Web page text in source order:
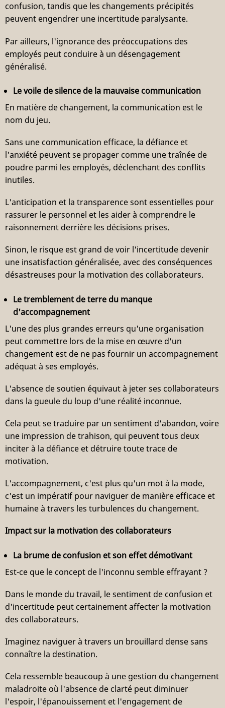
confusion, tandis que les changements précipités
peuvent engendrer une incertitude paralysante.
Par ailleurs, l'ignorance des préoccupations des
employés peut conduire à un désengagement
généralisé.
Le voile de silence de la mauvaise communication
En matière de changement, la communication est le
nom du jeu.
Sans une communication efficace, la défiance et
l'anxiété peuvent se propager comme une traînée de
poudre parmi les employés, déclenchant des conflits
inutiles.
L'anticipation et la transparence sont essentielles pour
rassurer le personnel et les aider à comprendre le
raisonnement derrière les décisions prises.
Sinon, le risque est grand de voir l'incertitude devenir
une insatisfaction généralisée, avec des conséquences
désastreuses pour la motivation des collaborateurs.
Le tremblement de terre du manque
d'accompagnement
L'une des plus grandes erreurs qu'une organisation
peut commettre lors de la mise en œuvre d'un
changement est de ne pas fournir un accompagnement
adéquat à ses employés.
L'absence de soutien équivaut à jeter ses collaborateurs
dans la gueule du loup d'une réalité inconnue.
Cela peut se traduire par un sentiment d'abandon, voire
une impression de trahison, qui peuvent tous deux
inciter à la défiance et détruire toute trace de
motivation.
L'accompagnement, c'est plus qu'un mot à la mode,
c'est un impératif pour naviguer de manière efficace et
humaine à travers les turbulences du changement.
Impact sur la motivation des collaborateurs
La brume de confusion et son effet démotivant
Est-ce que le concept de l'inconnu semble effrayant ?
Dans le monde du travail, le sentiment de confusion et
d'incertitude peut certainement affecter la motivation
des collaborateurs.
Imaginez naviguer à travers un brouillard dense sans
connaître la destination.
Cela ressemble beaucoup à une gestion du changement
maladroite où l'absence de clarté peut diminuer
l'espoir, l'épanouissement et l'engagement de